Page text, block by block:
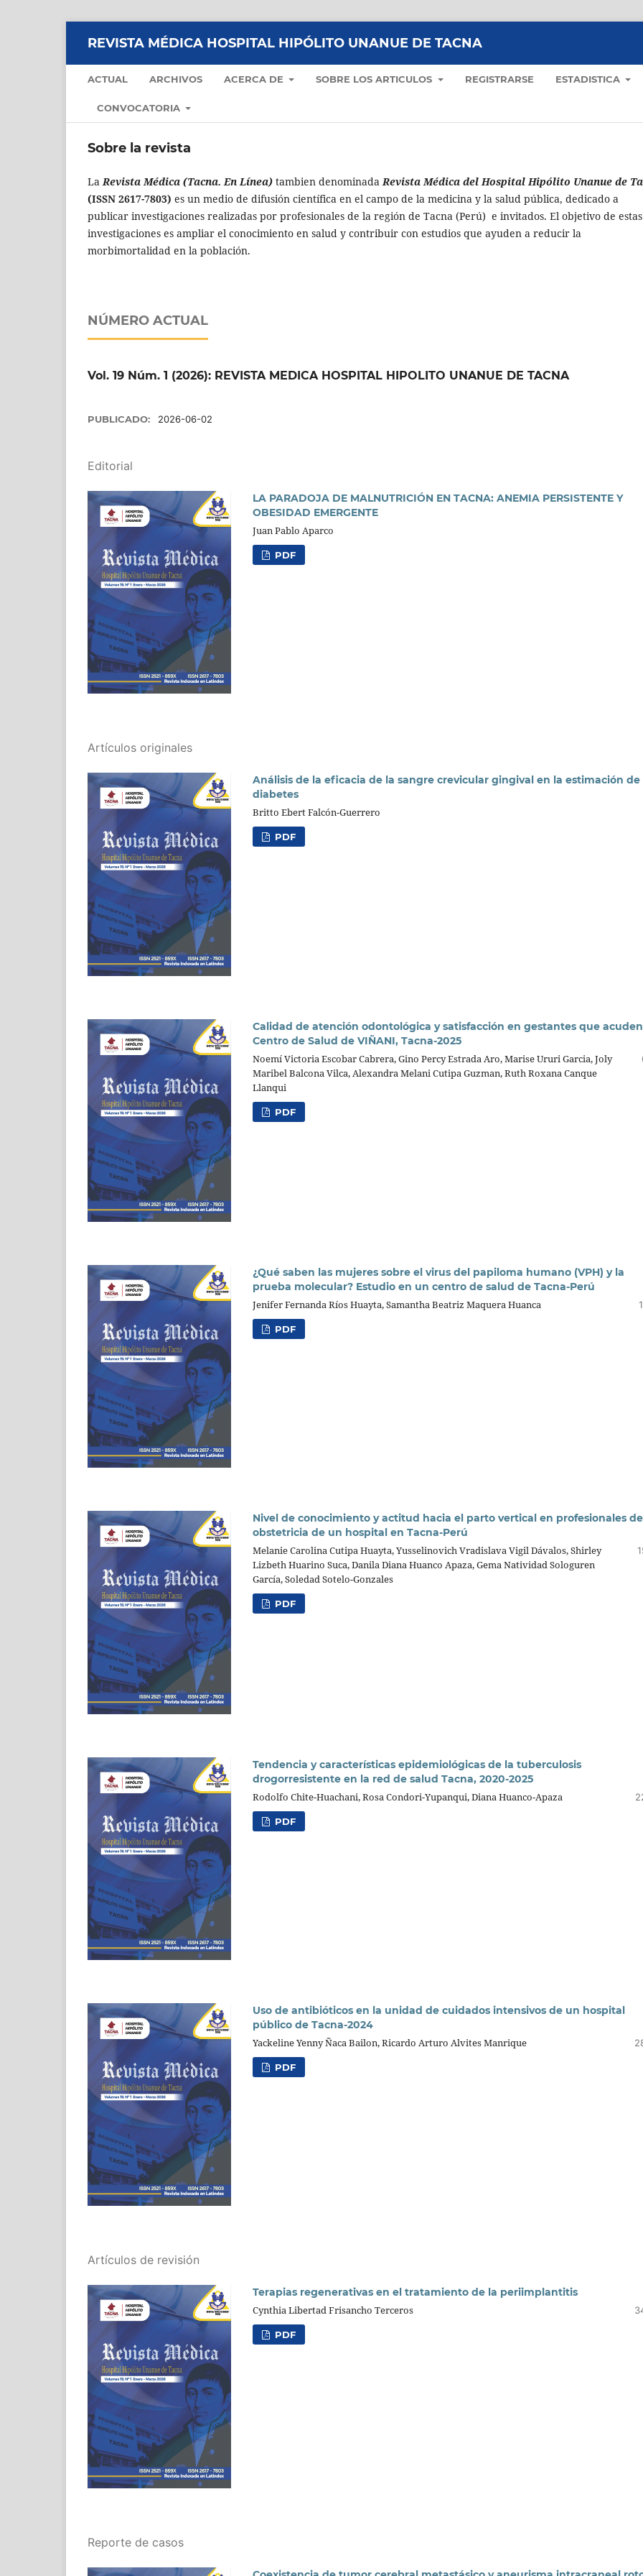
REVISTA MÉDICA HOSPITAL HIPÓLITO UNANUE DE TACNA
ACTUAL ARCHIVOS ACERCA DE SOBRE LOS ARTICULOS REGISTRARSE ESTADISTICA
CONVOCATORIA
Sobre la revista
La Revista Médica (Tacna. En Línea) tambien denominadaRevista Médica del Hospital Hipólito Unanue de
(ISSN 2617-7803) es un medio de difusión científica en el campo de la medicina y la salud pública, dedicado a
publicar investigaciones realizadas por profesionales de la región de Tacna (Perú) e invitados. El objetivo de estas
investigaciones es ampliar el conocimiento en salud y contribuir con estudios que ayuden a reducir la
morbimortalidad en la población.
NÚMERO ACTUAL
Vol. 19 Núm. 1 (2026): REVISTA MEDICA HOSPITAL HIPOLITO UNANUE DE TACNA
PUBLICADO: 2026-06-02
Editorial
LA PARADOJA DE MALNUTRICIÓN EN TACNA: ANEMIA PERSISTENTE Y
OBESIDAD EMERGENTE
Juan Pablo Aparco
PDF
Artículos originales
Análisis de la eficacia de la sangre crevicular gingival en la estimación de
diabetes
Britto Ebert Falcón-Guerrero
PDF
Calidad de atención odontológica y satisfacción en gestantes que
Centro de Salud de VIÑANI, Tacna-2025
Noemí Victoria Escobar Cabrera, Gino Percy Estrada Aro, Marise Ururi Garcia, Joly
Maribel Balcona Vilca, Alexandra Melani Cutipa Guzman, Ruth Roxana Canque
Llanqui
PDF
¿Qué saben las mujeres sobre el virus del papiloma humano (VPH) y la
prueba molecular? Estudio en un centro de salud de Tacna-Perú
Jenifer Fernanda Ríos Huayta, Samantha Beatriz Maquera Huanca
PDF
Nivel de conocimiento y actitud hacia el parto vertical en profesionales de
obstetricia de un hospital en Tacna-Perú
Melanie Carolina Cutipa Huayta, Yusselinovich Vradislava Vigil Dávalos, Shirley
Lizbeth Huarino Suca, Danila Diana Huanco Apaza, Gema Natividad Sologuren
García, Soledad Sotelo-Gonzales
PDF
Tendencia y características epidemiológicas de la tuberculosis
drogorresistente en la red de salud Tacna, 2020-2025
Rodolfo Chite-Huachani, Rosa Condori-Yupanqui, Diana Huanco-Apaza
PDF
Uso de antibióticos en la unidad de cuidados intensivos de un hospital
público de Tacna-2024
Yackeline Yenny Ñaca Bailon, Ricardo Arturo Alvites Manrique
PDF
Artículos de revisión
Terapias regenerativas en el tratamiento de la periimplantitis
Cynthia Libertad Frisancho Terceros
PDF
Reporte de casos